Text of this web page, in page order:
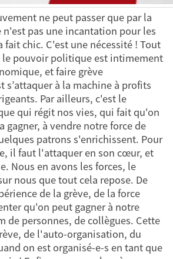
ne peut passer que par la
n'est pas une incantation pour les
fait chic. C'est une nécessité ! Tout
le pouvoir politique est intimement
et faire grève
s’attaquer à la machine à profits
Par ailleurs, c'est le
qui régit nos vies, qui fait qu'on
gagner, à vendre notre force de
patrons s'enrichissent. Pour
il faut l'attaquer en son cœur, et
Nous en avons les forces, le
nous que tout cela repose. De
de la grève, de la force
qu'on peut gagner à notre
de personnes, de collègues. Cette
de l'auto-organisation, du
on est organisé-e-s en tant que